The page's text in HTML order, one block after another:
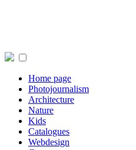
Home page
Photojournalism
Architecture
Nature
Kids
Catalogues
Webdesign